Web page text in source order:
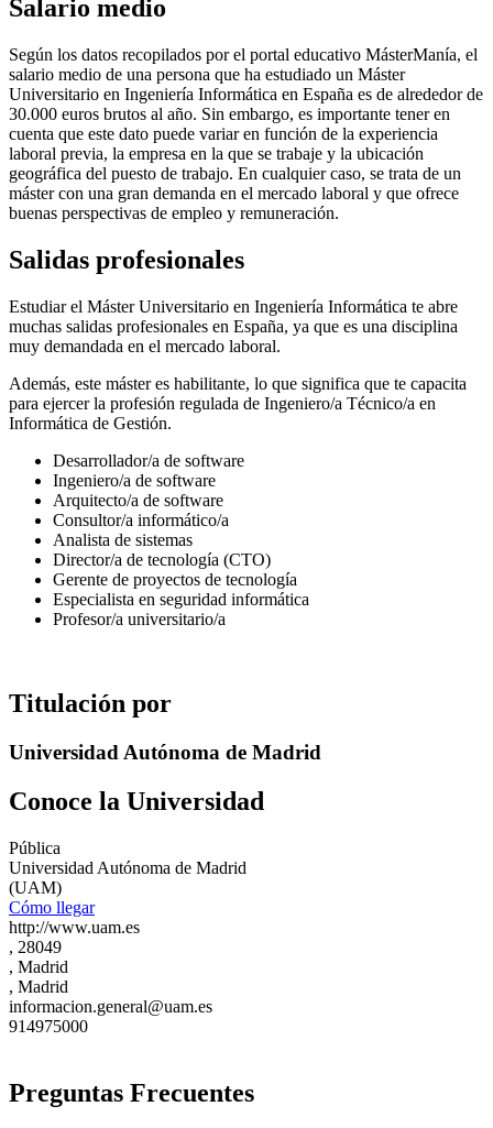
Salario medio
Según los datos recopilados por el portal educativo MásterManía, el
salario medio de una persona que ha estudiado un Máster
Universitario en Ingeniería Informática en España es de alrededor de
30.000 euros brutos al año. Sin embargo, es importante tener en
cuenta que este dato puede variar en función de la experiencia
laboral previa, la empresa en la que se trabaje y la ubicación
geográfica del puesto de trabajo. En cualquier caso, se trata de un
máster con una gran demanda en el mercado laboral y que ofrece
buenas perspectivas de empleo y remuneración.
Salidas profesionales
Estudiar el Máster Universitario en Ingeniería Informática te abre
muchas salidas profesionales en España, ya que es una disciplina
muy demandada en el mercado laboral.
Además, este máster es habilitante, lo que significa que te capacita
para ejercer la profesión regulada de Ingeniero/a Técnico/a en
Informática de Gestión.
Desarrollador/a de software
Ingeniero/a de software
Arquitecto/a de software
Consultor/a informático/a
Analista de sistemas
Director/a de tecnología (CTO)
Gerente de proyectos de tecnología
Especialista en seguridad informática
Profesor/a universitario/a
Titulación por
Universidad Autónoma de Madrid
Conoce la Universidad
Pública
Universidad Autónoma de Madrid
(UAM)
Cómo llegar
http://www.uam.es
, 28049
, Madrid
, Madrid
informacion.general@uam.es
914975000
Preguntas Frecuentes